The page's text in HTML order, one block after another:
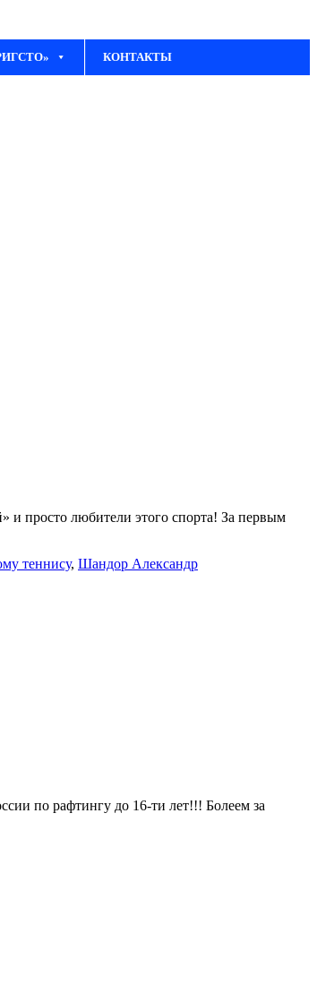
КОНТАКТЫ
и просто любители этого спорта! За первым
теннису, Шандор Александр
по рафтингу до 16-ти лет!!! Болеем за